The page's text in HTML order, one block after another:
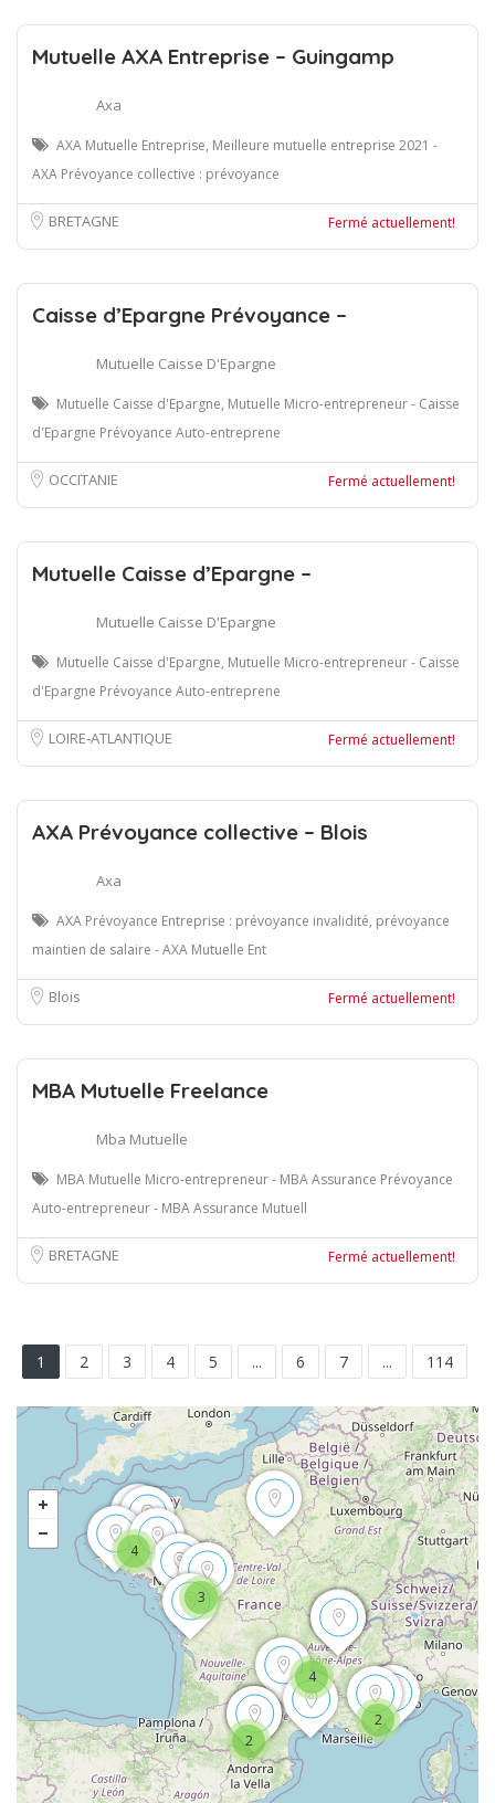
Mutuelle AXA Entreprise – Guingamp
Axa
AXA Mutuelle Entreprise, Meilleure mutuelle entreprise 2021 -
AXA Prévoyance collective : prévoyance
BRETAGNE Fermé actuellement!
Caisse d’Epargne Prévoyance –
Mutuelle Caisse D'Epargne
Mutuelle Caisse d'Epargne, Mutuelle Micro-entrepreneur - Caisse
d'Epargne Prévoyance Auto-entreprene
OCCITANIE Fermé actuellement!
Mutuelle Caisse d’Epargne –
Mutuelle Caisse D'Epargne
Mutuelle Caisse d'Epargne, Mutuelle Micro-entrepreneur - Caisse
d'Epargne Prévoyance Auto-entreprene
LOIRE-ATLANTIQUE Fermé actuellement!
AXA Prévoyance collective – Blois
Axa
AXA Prévoyance Entreprise : prévoyance invalidité, prévoyance
maintien de salaire - AXA Mutuelle Ent
Blois Fermé actuellement!
MBA Mutuelle Freelance
Mba Mutuelle
MBA Mutuelle Micro-entrepreneur - MBA Assurance Prévoyance
Auto-entrepreneur - MBA Assurance Mutuell
BRETAGNE Fermé actuellement!
1 2 3 4 5 ... 6 7 ... 114
4
3
2
2
4